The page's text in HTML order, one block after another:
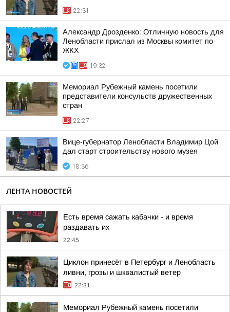
22:31
Александр Дрозденко: Отличную новость для
Ленобласти прислал из Москвы комитет по
ЖКХ
19:32
Мемориал Рубежный камень посетили
представители консульств дружественных
стран
22:27
Вице-губернатор Ленобласти Владимир Цой
дал старт строительству нового музея
18:36
ЛЕНТА НОВОСТЕЙ
Есть время сажать кабачки - и время
раздавать их
22:45
Циклон принесёт в Петербург и Ленобласть
ливни, грозы и шквалистый ветер
22:31
Мемориал Рубежный камень посетили